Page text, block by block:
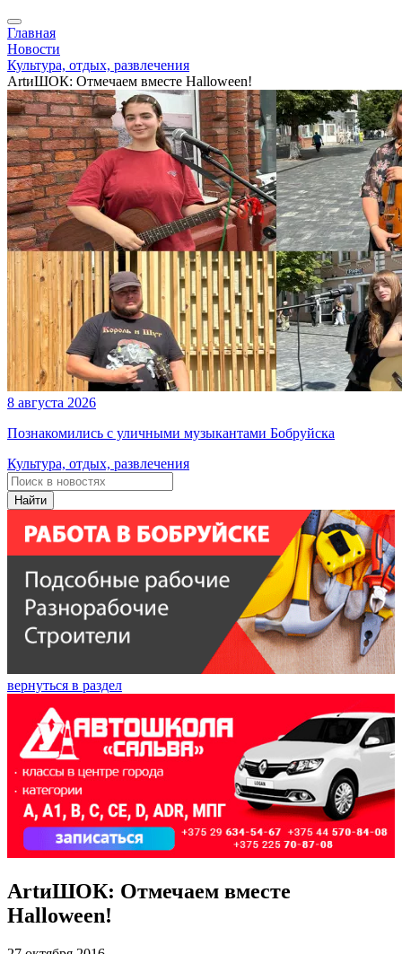
Главная
Новости
Культура, отдых, развлечения
ArtиШОК: Отмечаем вместе Halloween!
8 августа 2026
Познакомились с уличными музыкантами Бобруйска
Культура, отдых, развлечения
Найти
вернуться в раздел
ArtиШОК: Отмечаем вместе
Halloween!